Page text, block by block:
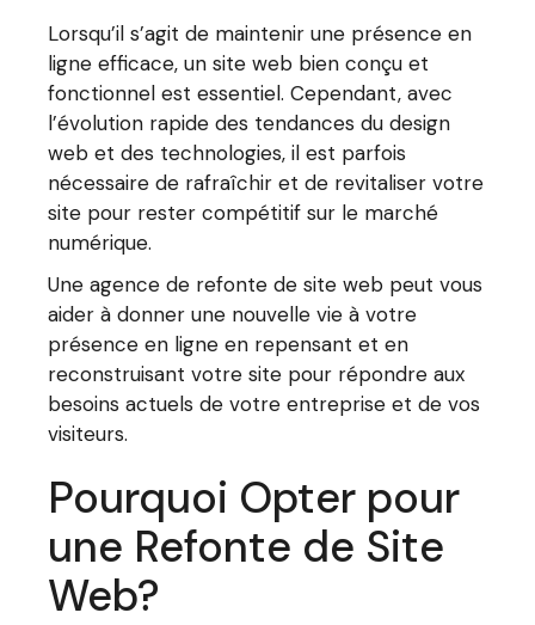
Lorsqu’il s’agit de maintenir une présence en
ligne efficace, un site web bien conçu et
fonctionnel est essentiel. Cependant, avec
l’évolution rapide des tendances du design
web et des technologies, il est parfois
nécessaire de rafraîchir et de revitaliser votre
site pour rester compétitif sur le marché
numérique.
Une agence de refonte de site web peut vous
aider à donner une nouvelle vie à votre
présence en ligne en repensant et en
reconstruisant votre site pour répondre aux
besoins actuels de votre entreprise et de vos
visiteurs.
Pourquoi Opter pour
une Refonte de Site
Web?